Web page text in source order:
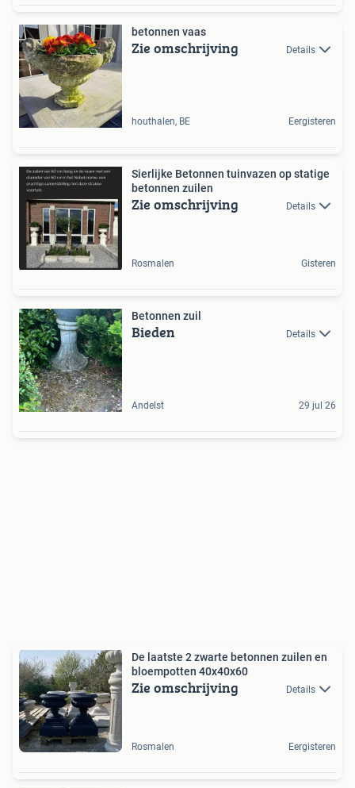
betonnen vaas
Zie omschrijving Details
houthalen, BE Eergisteren
Sierlijke Betonnen tuinvazen op statige
betonnen zuilen
Zie omschrijving Details
Rosmalen Gisteren
Betonnen zuil
Bieden Details
Andelst 29 jul 26
De laatste 2 zwarte betonnen zuilen en
bloempotten 40x40x60
Zie omschrijving Details
Rosmalen Eergisteren